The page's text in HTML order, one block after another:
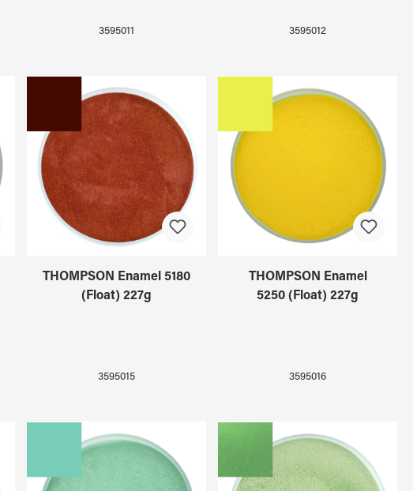
3595011 3595012
THOMPSON Enamel 5180
(Float) 227g
3595015
THOMPSON Enamel
5250 (Float) 227g
3595016